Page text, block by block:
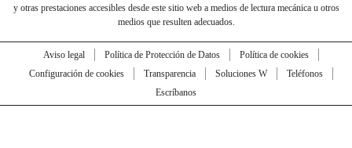
y otras prestaciones accesibles desde este sitio web a medios de lectura mecánica u otros
medios que resulten adecuados.
Aviso legal Política de Protección de Datos
Política de cookies
Configuración de cookies
Transparencia Soluciones W
Teléfonos
Escríbanos